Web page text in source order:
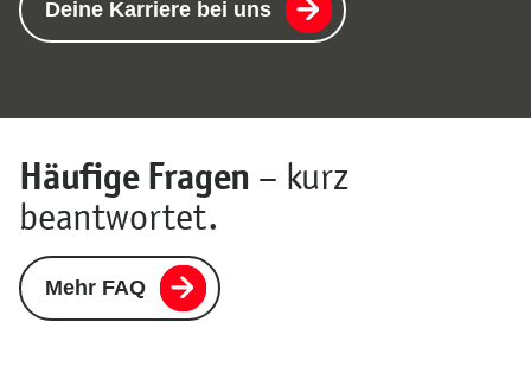
Deine Karriere bei uns
Häufige Fragen – kurz
beantwortet.
Mehr FAQ